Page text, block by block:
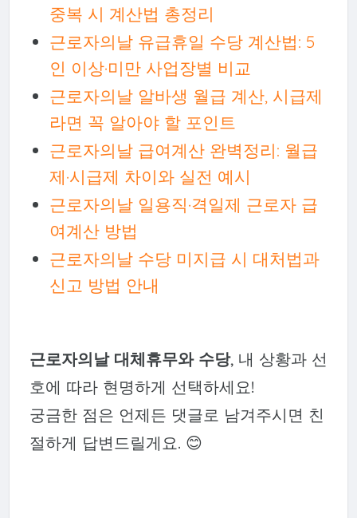
중복 시 계산법 총정리
근로자의날 유급휴일 수당 계산법: 5
인 이상·미만 사업장별 비교
근로자의날 알바생 월급 계산, 시급제
라면 꼭 알아야 할 포인트
근로자의날 급여계산 완벽정리: 월급
제·시급제 차이와 실전 예시
근로자의날 일용직·격일제 근로자 급
여계산 방법
근로자의날 수당 미지급 시 대처법과
신고 방법 안내
근로자의날 대체휴무와 수당, 내 상황과 선
호에 따라 현명하게 선택하세요!
궁금한 점은 언제든 댓글로 남겨주시면 친
절하게 답변드릴게요. 😊